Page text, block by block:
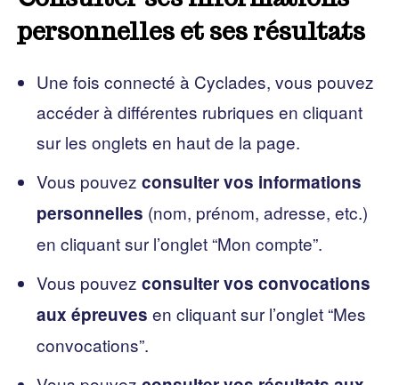
personnelles et ses résultats
Une fois connecté à Cyclades, vous pouvez
accéder à différentes rubriques en cliquant
sur les onglets en haut de la page.
Vous pouvez consulter vos informations
personnelles (nom, prénom, adresse, etc.)
en cliquant sur l’onglet “Mon compte”.
Vous pouvez consulter vos convocations
aux épreuves en cliquant sur l’onglet “Mes
convocations”.